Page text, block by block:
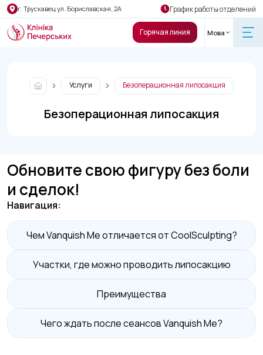
г. Трускавец ул. Бориславская, 2А График работы отделений
Горячая линия Мова
Услуги Безоперационная липосакция
Безоперационная липосакция
Обновите свою фигуру без боли
и сделок!
Навигация:
Чем Vanquish Me отличается от CoolSculpting?
Участки, где можно проводить липосакцию
Преимущества
Чего ждать после сеансов Vanquish Me?